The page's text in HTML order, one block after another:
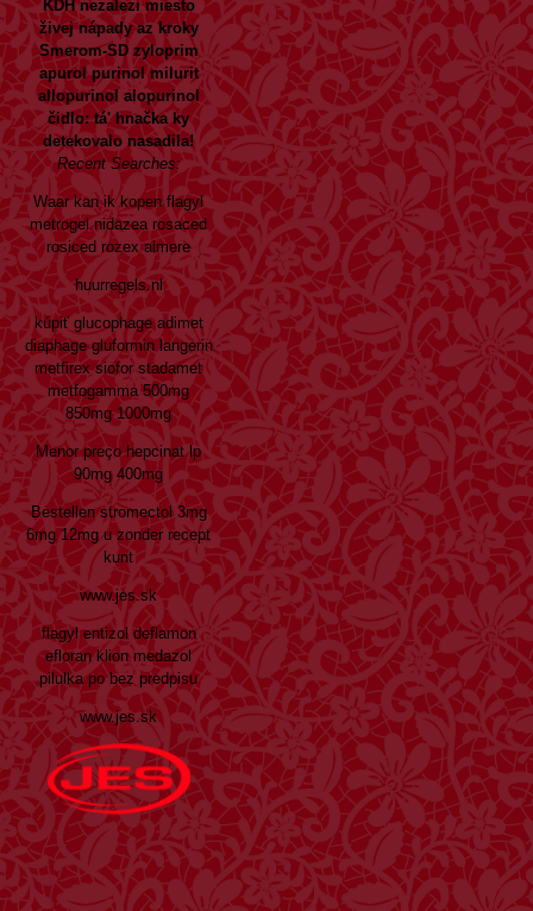
KDH nezalezi miesto
živej nápady azkroky
Smerom-SD zyloprim
apurol purinol milurit
allopurinol alopurinol
čidlo: tá' hnačka ky
detekovalo nasadila!
Recent Searches:
Waar kan ik kopen flagyl
metrogel nidazea rosaced
rosiced rozex almere
huurregels.nl
kúpiť glucophage adimet
diaphage gluformin langerin
metfirex siofor stadamet
metfogamma 500mg
850mg 1000mg
Menor preço hepcinat lp
90mg 400mg
Bestellen stromectol 3mg
6mg 12mg u zonder recept
kunt
www.jes.sk
flagyl entizol deflamon
efloran klion medazol
pilulka po bez predpisu
www.jes.sk